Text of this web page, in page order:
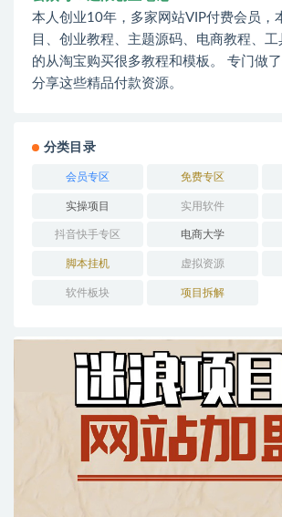
本人创业10年，多家网站VIP付费会员，
目、创业教程、主题源码、电商教程、
的从淘宝购买很多教程和模板。 专门做
分享这些精品付款资源。
分类目录
会员专区 免费专区
实操项目 实用软件
抖音快手专区 电商大学
脚本挂机 虚拟资源
软件板块 项目拆解